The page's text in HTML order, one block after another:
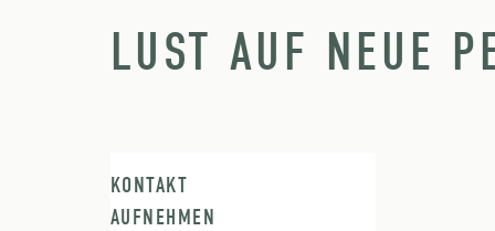
LUST AUF NEUE
KONTAKT
AUFNEHMEN